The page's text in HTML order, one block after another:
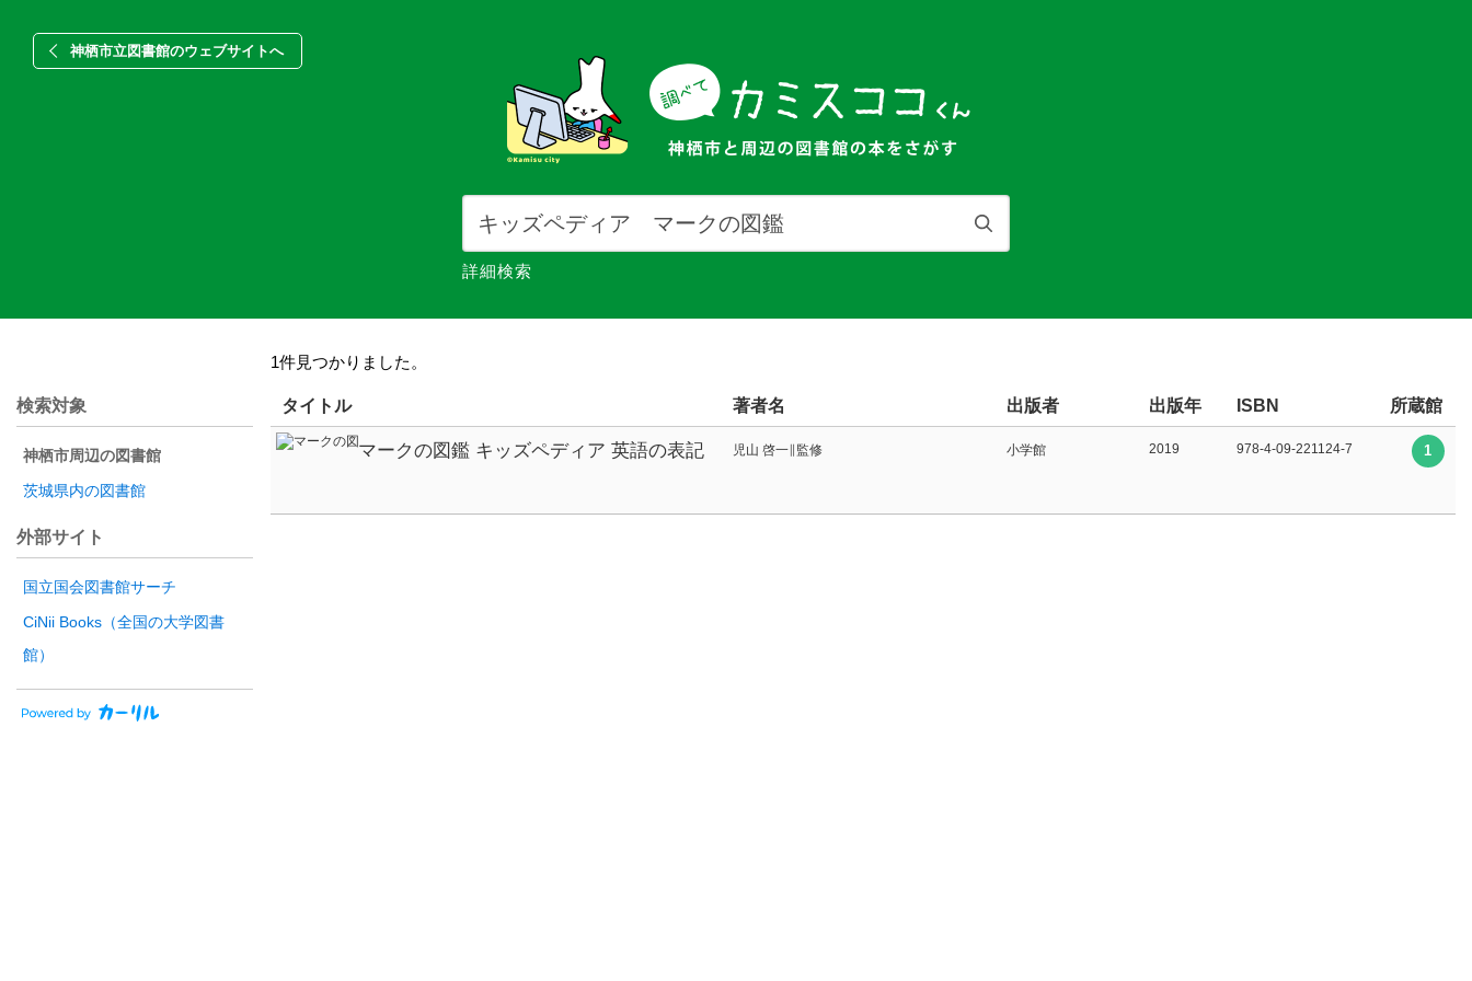
神栖市立図書館のウェブサイトへ
詳細検索
1件見つかりました。
タイトル 著者名 出版者 出版年 ISBN 所蔵館
マークの図鑑 キッズペディア 英語の表記
児山 啓一∥監修 小学館 2019 978-4-09-221124-7 1
検索対象
神栖市周辺の図書館
茨城県内の図書館
外部サイト
国立国会図書館サーチ
CiNii Books（全国の大学図書
館）